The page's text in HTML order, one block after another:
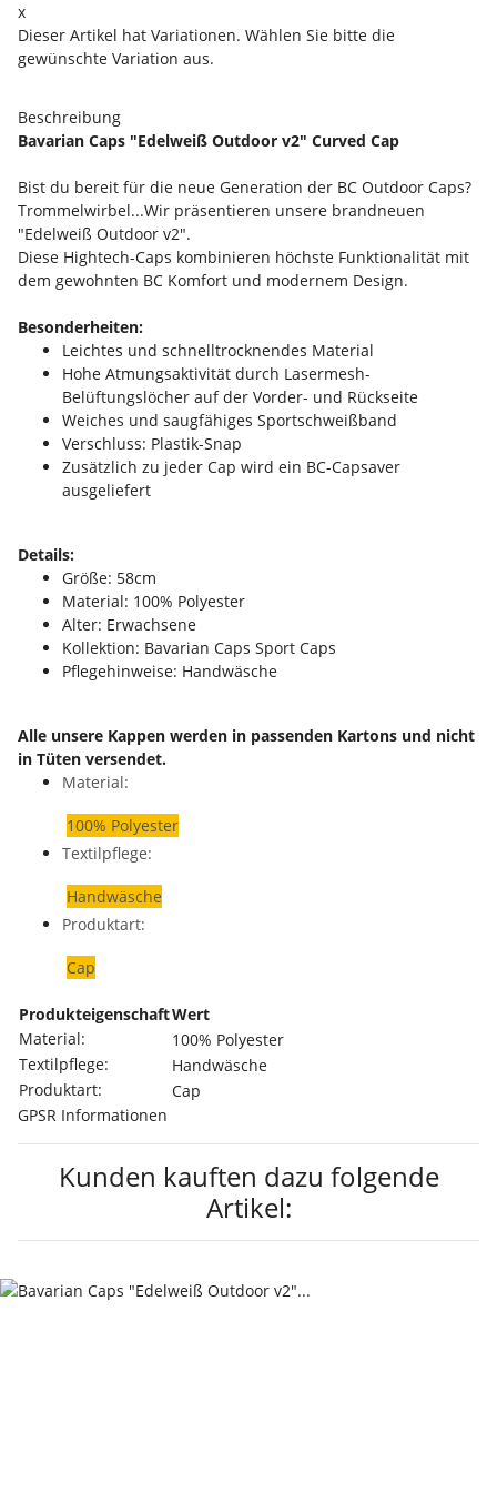
x
Dieser Artikel hat Variationen. Wählen Sie bitte die
gewünschte Variation aus.
Beschreibung
Bavarian Caps "Edelweiß Outdoor v2" Curved Cap
Bist du bereit für die neue Generation der BC Outdoor Caps?
Trommelwirbel...Wir präsentieren unsere brandneuen
"Edelweiß Outdoor v2".
Diese Hightech-Caps kombinieren höchste Funktionalität mit
dem gewohnten BC Komfort und modernem Design.
Besonderheiten:
Leichtes und schnelltrocknendes Material
Hohe Atmungsaktivität durch Lasermesh-
Belüftungslöcher auf der Vorder- und Rückseite
Weiches und saugfähiges Sportschweißband
Verschluss: Plastik-Snap
Zusätzlich zu jeder Cap wird ein BC-Capsaver
ausgeliefert
Details:
Größe: 58cm
Material: 100% Polyester
Alter: Erwachsene
Kollektion: Bavarian Caps Sport Caps
Pflegehinweise: Handwäsche
Alle unsere Kappen werden in passenden Kartons und nicht
in Tüten versendet.
Material:
100% Polyester
Textilpflege:
Handwäsche
Produktart:
Cap
ProdukteigenschaftWert
Material:
100% Polyester
Textilpflege:
Handwäsche
Produktart:
Cap
GPSR Informationen
Kunden kauften dazu folgende
Artikel: